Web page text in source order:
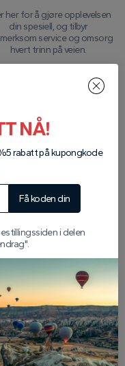
her for å gjøre opplevelsen
din spesiell, og tilbyr
service og omsorg
hvert trinn på veien.
er dedikert til å beskytte
naturlige miljø
miljøvennlig praksis.
Se alle turer
NÅ!
rabatt på kupongkode
Få koden din
i delen